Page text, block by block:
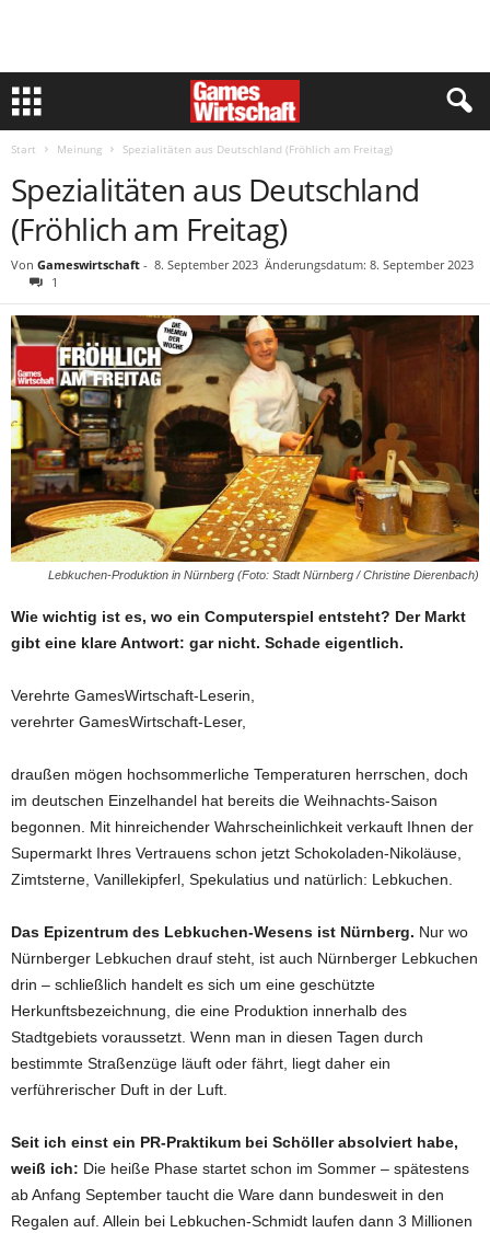
Start Meinung Spezialitäten aus Deutschland (Fröhlich am Freitag)
Spezialitäten aus Deutschland
(Fröhlich am Freitag)
Von Gameswirtschaft - 8. September 2023 Änderungsdatum: 8. September 2023
1
Lebkuchen-Produktion in Nürnberg (Foto: Stadt Nürnberg / Christine Dierenbach)
Wie wichtig ist es, wo ein Computerspiel entsteht? Der Markt
gibt eine klare Antwort: gar nicht. Schade eigentlich.
Verehrte GamesWirtschaft-Leserin,
verehrter GamesWirtschaft-Leser,
draußen mögen hochsommerliche Temperaturen herrschen, doch
im deutschen Einzelhandel hat bereits die Weihnachts-Saison
begonnen. Mit hinreichender Wahrscheinlichkeit verkauft Ihnen der
Supermarkt Ihres Vertrauens schon jetzt Schokoladen-Nikoläuse,
Zimtsterne, Vanillekipferl, Spekulatius und natürlich: Lebkuchen.
Das Epizentrum des Lebkuchen-Wesens ist Nürnberg. Nur wo
Nürnberger Lebkuchen drauf steht, ist auch Nürnberger Lebkuchen
drin – schließlich handelt es sich um eine geschützte
Herkunftsbezeichnung, die eine Produktion innerhalb des
Stadtgebiets voraussetzt. Wenn man in diesen Tagen durch
bestimmte Straßenzüge läuft oder fährt, liegt daher ein
verführerischer Duft in der Luft.
Seit ich einst ein PR-Praktikum bei Schöller absolviert habe,
weiß ich: Die heiße Phase startet schon im Sommer – spätestens
ab Anfang September taucht die Ware dann bundesweit in den
Regalen auf. Allein bei Lebkuchen-Schmidt laufen dann 3 Millionen